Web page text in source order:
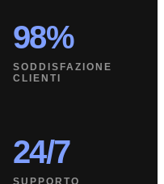
98%
SODDISFAZIONE
CLIENTI
24/7
SUPPORTO